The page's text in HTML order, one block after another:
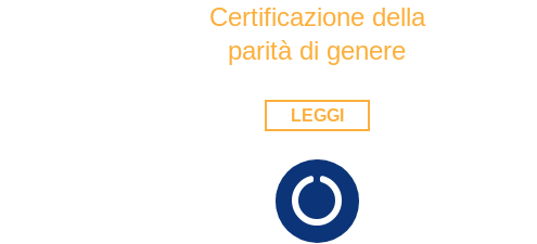
Certificazione della
parità di genere
LEGGI